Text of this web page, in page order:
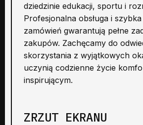
dziedzinie edukacji, sportu i
Profesjonalna obsługa i
zamówień gwarantują pełne
zakupów. Zachęcamy do
skorzystania z wyjątkowych
uczynią codzienne życie
inspirującym.
ZRZUT EKRANU